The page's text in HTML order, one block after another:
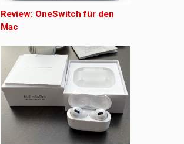
Review: OneSwitch für den
Mac